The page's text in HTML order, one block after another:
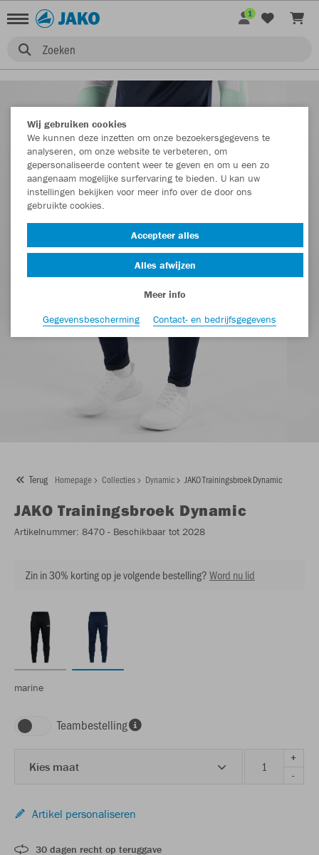
Zoeken
1
Terug Homepage Collecties Dynamic JAKO Trainingsbroek Dynamic
JAKO Trainingsbroek Dynamic
Artikelnummer: 8470 - Beschikbaar tot 2028
Zin in 30% korting op je volgende bestelling?Word nu lid
marine
Teambestelling
Kies maat
+
-
Artikel personaliseren
30 dagen recht op teruggave
Wij gebruiken cookies
We kunnen deze inzetten om onze bezoekersgegevens te
analyseren, om onze website te verbeteren, om
gepersonaliseerde content weer te geven en om u een zo
aangenaam mogelijke surfervaring te bieden. U kan uw
instellingen bekijken voor meer info over de door ons
gebruikte cookies.
Accepteer alles
Alles afwijzen
Meer info
Gegevensbescherming
Contact- en bedrijfsgegevens